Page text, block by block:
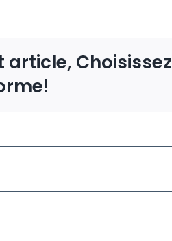
article, Choisissez